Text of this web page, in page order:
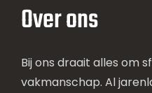
Over ons
Bij ons draait alles om
vakmanschap. Al